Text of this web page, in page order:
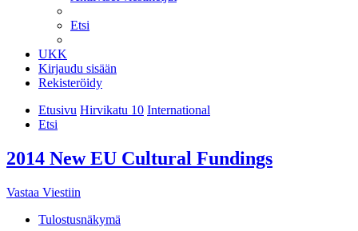
Etsi
UKK
Kirjaudu sisään
Rekisteröidy
Etusivu Hirvikatu 10 International
Etsi
2014 New EU Cultural Fundings
Vastaa Viestiin
Tulostusnäkymä